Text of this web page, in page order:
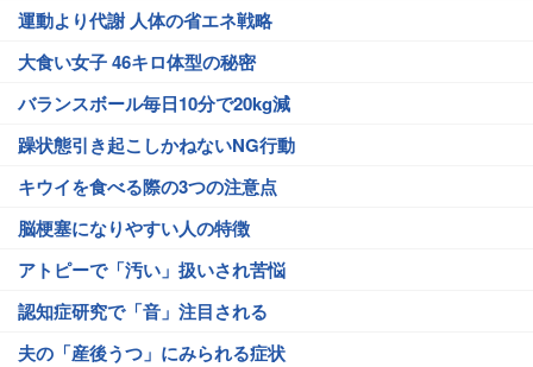
運動より代謝 人体の省エネ戦略
大食い女子 46キロ体型の秘密
バランスボール毎日10分で20kg減
躁状態引き起こしかねないNG行動
キウイを食べる際の3つの注意点
脳梗塞になりやすい人の特徴
アトピーで「汚い」扱いされ苦悩
認知症研究で「音」注目される
夫の「産後うつ」にみられる症状